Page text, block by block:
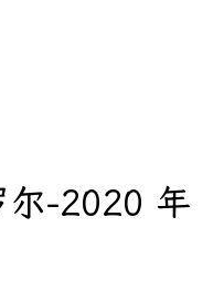
尔-2020 年